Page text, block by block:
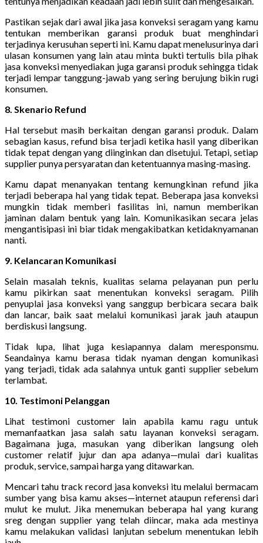
Pastikan sejak dari awal jika jasa konveksi seragam yang kamu
tentukan memberikan garansi produk buat menghindari
terjadinya kerusuhan seperti ini. Kamu dapat menelusurinya dari
ulasan konsumen yang lain atau minta bukti tertulis bila pihak
jasa konveksi menyediakan juga garansi produk sehingga tidak
terjadi lempar tanggung-jawab yang sering berujung bikin rugi
konsumen.
8. Skenario Refund
Hal tersebut masih berkaitan dengan garansi produk. Dalam
sebagian kasus, refund bisa terjadi ketika hasil yang diberikan
tidak tepat dengan yang diinginkan dan disetujui. Tetapi, setiap
supplier punya persyaratan dan ketentuannya masing-masing.
Kamu dapat menanyakan tentang kemungkinan refund jika
terjadi beberapa hal yang tidak tepat. Beberapa jasa konveksi
mungkin tidak memberi fasilitas ini, namun memberikan
jaminan dalam bentuk yang lain. Komunikasikan secara jelas
mengantisipasi ini biar tidak mengakibatkan ketidaknyamanan
nanti.
9. Kelancaran Komunikasi
Selain masalah teknis, kualitas selama pelayanan pun perlu
kamu pikirkan saat menentukan konveksi seragam. Pilih
penyuplai jasa konveksi yang sanggup berbicara secara baik
dan lancar, baik saat melalui komunikasi jarak jauh ataupun
berdiskusi langsung.
Tidak lupa, lihat juga kesiapannya dalam meresponsmu.
Seandainya kamu berasa tidak nyaman dengan komunikasi
yang terjadi, tidak ada salahnya untuk ganti supplier sebelum
terlambat.
10. Testimoni Pelanggan
Lihat testimoni customer lain apabila kamu ragu untuk
memanfaatkan jasa salah satu layanan konveksi seragam.
Bagaimana juga, masukan yang diberikan langsung oleh
customer relatif jujur dan apa adanya—mulai dari kualitas
produk, service, sampai harga yang ditawarkan.
Mencari tahu track record jasa konveksi itu melalui bermacam
sumber yang bisa kamu akses—internet ataupun referensi dari
mulut ke mulut. Jika menemukan beberapa hal yang kurang
sreg dengan supplier yang telah diincar, maka ada mestinya
kamu melakukan validasi lanjutan sebelum menentukan lebih